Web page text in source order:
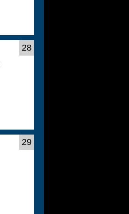
28
29